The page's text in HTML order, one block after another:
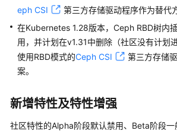
门
用
户
指
南
集
eph CSI
第三方存储驱动程序作为替代
在Kubernetes 1.28版本，Ceph RBD树内
用，并计划在v1.31中删除（社区没有计划
使用RBD模式的Ceph CSI
第三方存储
案。
新增特性及特性增强
社区特性的Alpha阶段默认禁用、Beta阶段